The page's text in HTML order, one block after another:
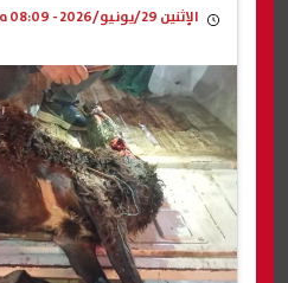
الإثنين 29/يونيو/2026 - 08:09 م